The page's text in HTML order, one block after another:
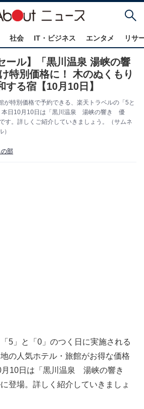
社会 IT・ビジネス エンタメ リサ
ール】「黒川温泉 湯峡の響
特別価格に！ 木のぬくもり
する宿【10月10日】
が特別価格で予約できる、楽天トラベルの「5と
本日10月10日は「黒川温泉 湯峡の響き 優
す。詳しくご紹介していきましょう。（サムネ
部
5」と「0」のつく日に実施される
の人気ホテル・旅館がお得な価格
月10日は「黒川温泉 湯峡の響き
登場。詳しく紹介していきましょ